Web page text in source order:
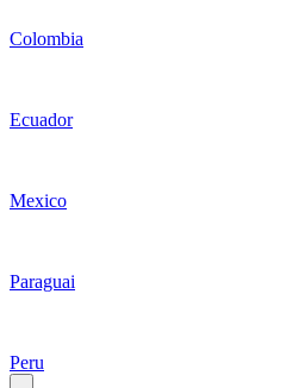
Colombia
Ecuador
Mexico
Paraguai
Peru